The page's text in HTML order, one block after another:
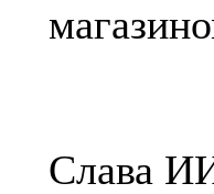
Слава